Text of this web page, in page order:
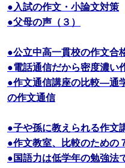
●入試の作文・小論文対策
●父母の声（３）
●公立中高一貫校の作文合
●電話通信だから密度濃い
●作文通信講座の比較―通
の作文通信
●子や孫に教えられる作文
●作文教室、比較のための
●国語力は低学年の勉強法